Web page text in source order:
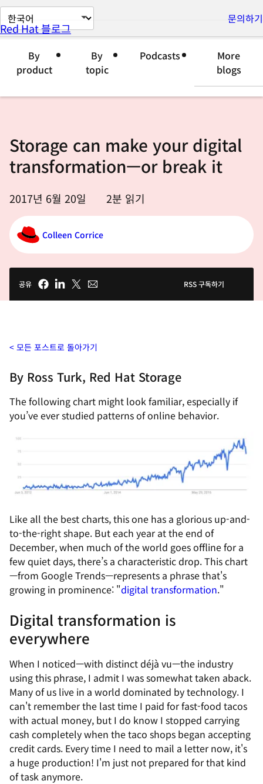
페
이
변
문의하기
Red Hat 블로그
By
product
By
topic
Podcasts
More
blogs
Storage can make your digital
transformation—or break it
2017년 6월 20일 2분 읽기
Colleen Corrice
공유 RSS 구독하기
모든 포스트로 돌아가기
By Ross Turk, Red Hat Storage
The following chart might look familiar, especially if
you’ve ever studied patterns of online behavior.
Like all the best charts, this one has a glorious up-and-
to-the-right shape. But each year at the end of
December, when much of the world goes offline for a
few quiet days, there’s a characteristic drop. This chart
—from Google Trends—represents a phrase that's
growing in prominence: "digital transformation."
Digital transformation is
everywhere
When I noticed—with distinct déjà vu—the industry
using this phrase, I admit I was somewhat taken aback.
Many of us live in a world dominated by technology. I
can't remember the last time I paid for fast-food tacos
with actual money, but I do know I stopped carrying
cash completely when the taco shops began accepting
credit cards. Every time I need to mail a letter now, it's
a huge production! I'm just not prepared for that kind
of task anymore.